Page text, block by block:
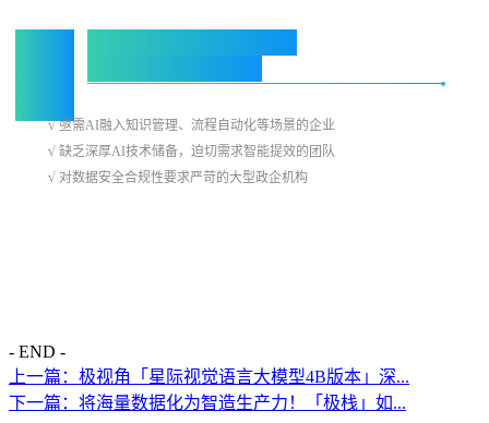
“
√亟需AI融入知识管理、流程自动化等场景的企业
√ 缺乏深厚AI技术储备，迫切需求智能提效的团队
√ 对数据安全合规性要求严苛的大型政企机构
- END -
上一篇：极视角「星际视觉语言大模型4B版本」深...
下一篇：将海量数据化为智造生产力！「极栈」如...